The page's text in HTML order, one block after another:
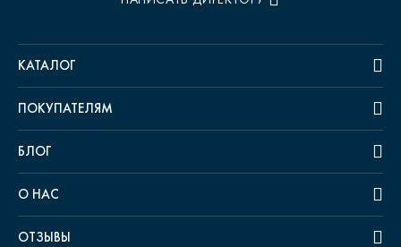
КАТАЛОГ
ПОКУПАТЕЛЯМ
БЛОГ
О НАС
ОТЗЫВЫ